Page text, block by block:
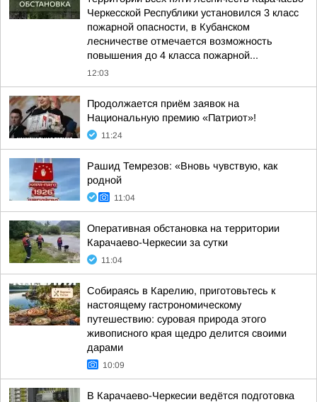
Черкесской Республики установился 3 класс
пожарной опасности, в Кубанском
лесничестве отмечается возможность
повышения до 4 класса пожарной...
12:03
Продолжается приём заявок на
Национальную премию «Патриот»!
11:24
Рашид Темрезов: «Вновь чувствую, как
родной
11:04
Оперативная обстановка на территории
Карачаево-Черкесии за сутки
11:04
Собираясь в Карелию, приготовьтесь к
настоящему гастрономическому
путешествию: суровая природа этого
живописного края щедро делится своими
дарами
10:09
В Карачаево-Черкесии ведётся подготовка